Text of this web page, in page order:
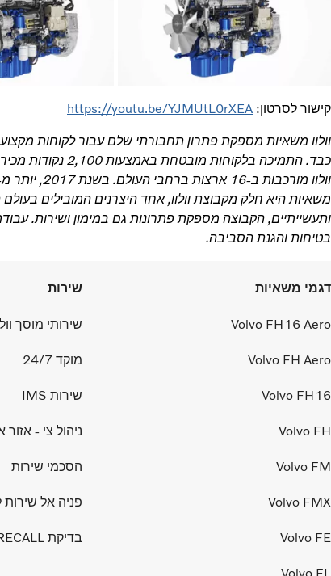
קישור לסרטון: https://youtu.be/YJMUtL0rXEA
וולוו משאיות מספקת פתרון תחבורתי שלם עבור לקוחות
משאיות היא חלק מקבוצת וולוו, אחד היצרנים המובילים
ותעשייתיים, הקבוצה מספקת פתרונות גם במימון ושירות.
בטיחות והגנת הסביבה.
דגמי משאיות
Volvo FH16 Aero
Volvo FH Aero
Volvo FH16
Volvo FH
Volvo FM
Volvo FMX
Volvo FE
שירות
שירותי מוסך
מוקד 24/7
שירות IMS
ניהול צי - אזור
הסכמי שירות
פניה אל שירות
בדיקת RECALL